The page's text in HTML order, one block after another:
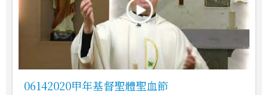
06142020甲年基督聖體聖血節